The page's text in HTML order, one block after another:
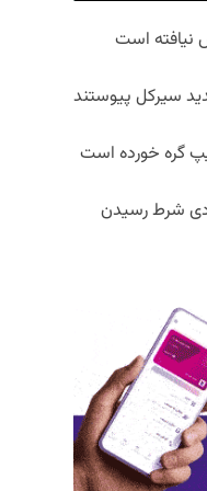
نیافته است
سیرکل پیوستند
گره خورده است
شرط رسیدن